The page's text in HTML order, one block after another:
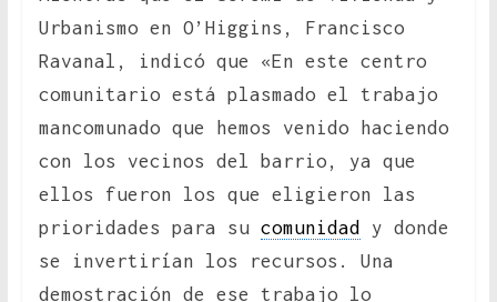
Urbanismo en O’Higgins, Francisco
Ravanal, indicó que «En este centro
comunitario está plasmado el trabajo
mancomunado que hemos venido haciendo
con los vecinos del barrio, ya que
ellos fueron los que eligieron las
prioridades para su comunidad
y donde
se invertirían los recursos. Una
demostración de ese trabajo lo